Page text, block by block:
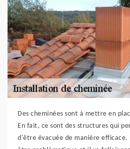
Des cheminées sont à mettre en
En fait, ce sont des structures qui
d'être évacuée de manière